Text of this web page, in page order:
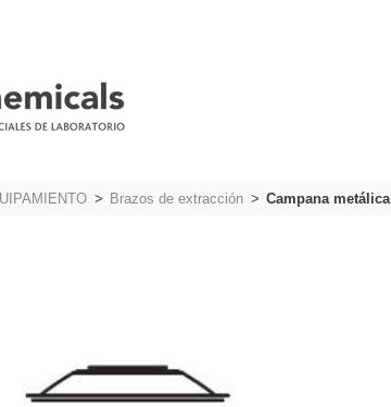
Brazos de extracción Campana metálica